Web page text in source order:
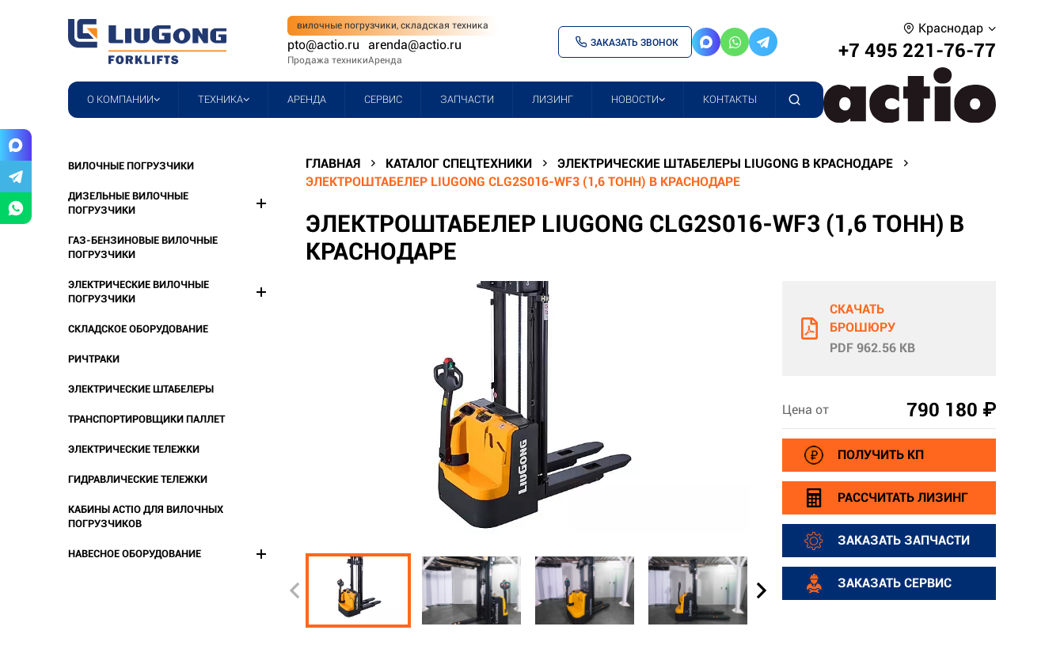
вилочные погрузчики, складская техника
pto@actio.ru
Продажа техники
arenda@actio.ru
Аренда
ЗАКАЗАТЬ ЗВОНОК
Краснодар
+7 495 221-76-77
О КОМПАНИИ ТЕХНИКА АРЕНДА СЕРВИС ЗАПЧАСТИ ЛИЗИНГ НОВОСТИ КОНТАКТЫ
ВИЛОЧНЫЕ ПОГРУЗЧИКИ
ДИЗЕЛЬНЫЕ ВИЛОЧНЫЕ
ПОГРУЗЧИКИ
ГАЗ-БЕНЗИНОВЫЕ ВИЛОЧНЫЕ
ПОГРУЗЧИКИ
ЭЛЕКТРИЧЕСКИЕ ВИЛОЧНЫЕ
ПОГРУЗЧИКИ
СКЛАДСКОЕ ОБОРУДОВАНИЕ
РИЧТРАКИ
ЭЛЕКТРИЧЕСКИЕ ШТАБЕЛЕРЫ
ТРАНСПОРТИРОВЩИКИ ПАЛЛЕТ
ЭЛЕКТРИЧЕСКИЕ ТЕЛЕЖКИ
ГИДРАВЛИЧЕСКИЕ ТЕЛЕЖКИ
КАБИНЫ ACTIO ДЛЯ ВИЛОЧНЫХ
ПОГРУЗЧИКОВ
НАВЕСНОЕ ОБОРУДОВАНИЕ
ГЛАВНАЯ КАТАЛОГ СПЕЦТЕХНИКИ
ЭЛЕКТРИЧЕСКИЕ ШТАБЕЛЕРЫ LIUGONG В КРАСНОДАРЕ
ЭЛЕКТРОШТАБЕЛЕР LIUGONG CLG2S016-WF3 (1,6 ТОНН) В КРАСНОДАРЕ
ЭЛЕКТРОШТАБЕЛЕР LIUGONG CLG2S016-WF3 (1,6 ТОНН) В
КРАСНОДАРЕ
СКАЧАТЬ
БРОШЮРУ
PDF 962.56 KB
Цена от 790 180 ₽
ПОЛУЧИТЬ КП
РАССЧИТАТЬ ЛИЗИНГ
ЗАКАЗАТЬ ЗАПЧАСТИ
ЗАКАЗАТЬ СЕРВИС